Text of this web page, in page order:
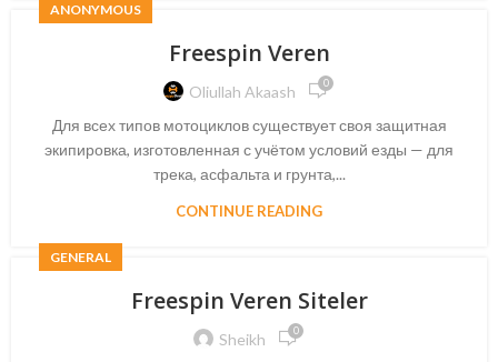
ANONYMOUS
Freespin Veren
Oliullah Akaash 0
Для всех типов мотоциклов существует своя защитная
экипировка, изготовленная с учётом условий езды — для
трека, асфальта и грунта,...
CONTINUE READING
GENERAL
Freespin Veren Siteler
Sheikh 0